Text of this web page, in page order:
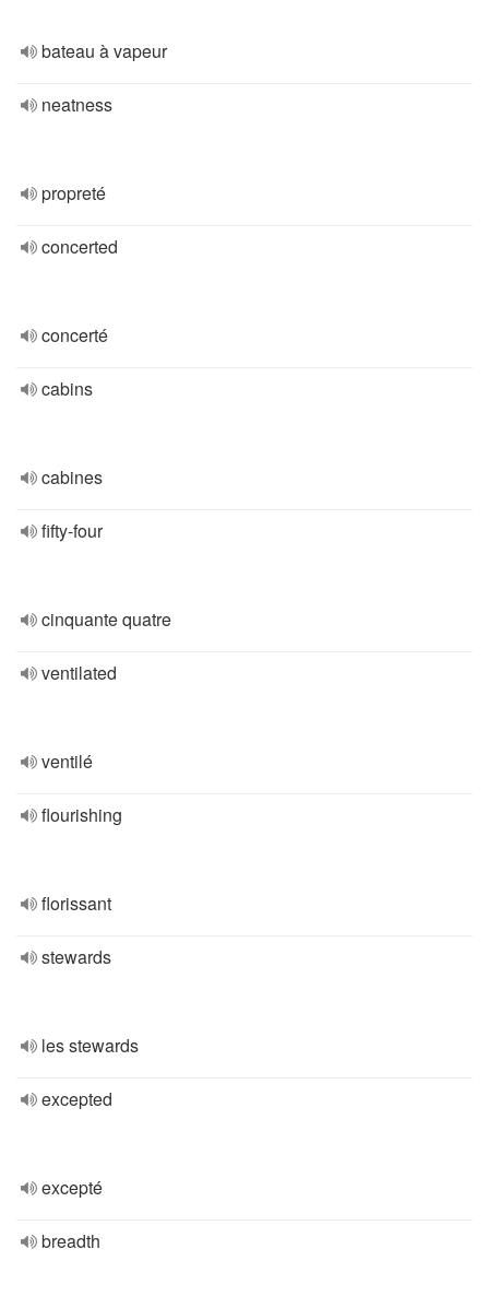
bateau à vapeur
neatness
propreté
concerted
concerté
cabins
cabines
fifty-four
cinquante quatre
ventilated
ventilé
flourishing
florissant
stewards
les stewards
excepted
excepté
breadth